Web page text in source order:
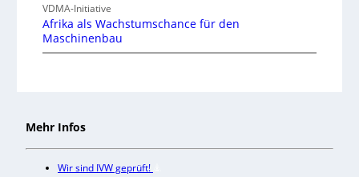
VDMA-Initiative
Afrika als Wachstumschance für den
Maschinenbau
Mehr Infos
Wir sind IVW geprüft!